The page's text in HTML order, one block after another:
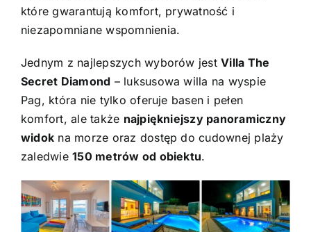
które gwarantują komfort, prywatność i
niezapomniane wspomnienia.
Jednym z najlepszych wyborów jestVilla The
Secret Diamond – luksusowa willa na wyspie
Pag, która nie tylko oferuje basen i pełen
komfort, ale także najpiękniejszy panoramiczny
widok na morze oraz dostęp do cudownej plaży
zaledwie150 metrów od obiektu.